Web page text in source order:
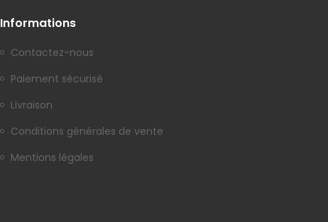
Informations
Contactez-nous
Paiement sécurisé
Livraison
Conditions générales de vente
Mentions légales